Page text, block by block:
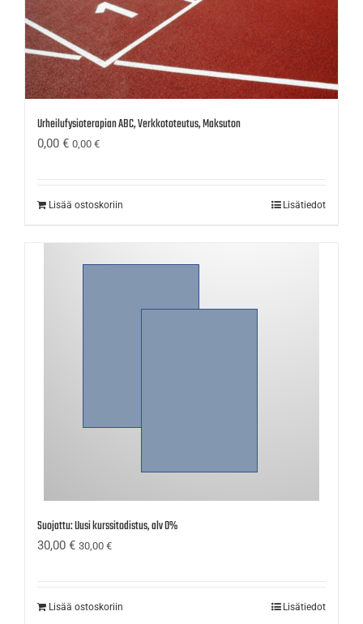
Urheilufysioterapian ABC, Verkkototeutus, Maksuton
0,00 € 0,00 €
Lisää ostoskoriin Lisätiedot
Suojattu: Uusi kurssitodistus, alv 0%
30,00 € 30,00 €
Lisää ostoskoriin Lisätiedot